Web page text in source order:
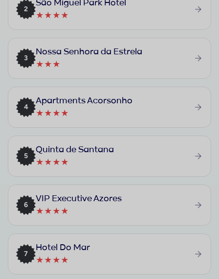
2
São Miguel Park Hotel
★★★★
3
Nossa Senhora da Estrela
★★★
4
Apartments Acorsonho
★★★★
5
Quinta de Santana
★★★★
6
VIP Executive Azores
★★★★
7
Hotel Do Mar
★★★★